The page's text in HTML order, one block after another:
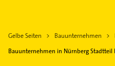
Gelbe Seiten Bauunternehmen
Bauunternehmen in Nürnberg Stadtteil